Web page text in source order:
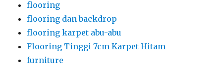
flooring
flooring dan backdrop
flooring karpet abu-abu
Flooring Tinggi 7cm Karpet Hitam
furniture